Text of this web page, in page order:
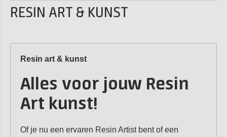
RESIN ART & KUNST
Resin art & kunst
Alles voor jouw Resin
Art kunst!
Of je nu een ervaren Resin Artist bent of een